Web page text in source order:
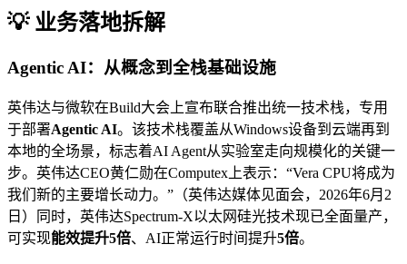
💡 业务落地拆解
Agentic AI：从概念到全栈基础设施
英伟达与微软在Build大会上宣布联合推出统一技术栈，专用
于部署Agentic AI。该技术栈覆盖从Windows设备到云端再到
本地的全场景，标志着AI Agent从实验室走向规模化的关键一
步。英伟达CEO黄仁勋在Computex上表示：“Vera CPU将成为
我们新的主要增长动力。”（英伟达媒体见面会，2026年6月2
日）同时，英伟达Spectrum-X以太网硅光技术现已全面量产，
可实现能效提升5倍、AI正常运行时间提升5倍。